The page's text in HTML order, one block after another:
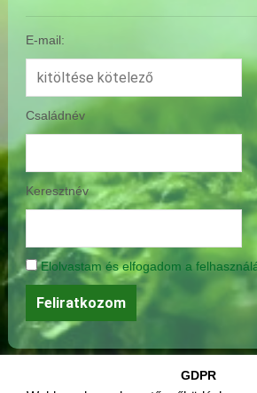
E-mail:
Családnév
Keresztnév
Elolvastam és elfogadom a
GDPR